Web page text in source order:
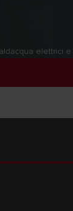
elettrici e